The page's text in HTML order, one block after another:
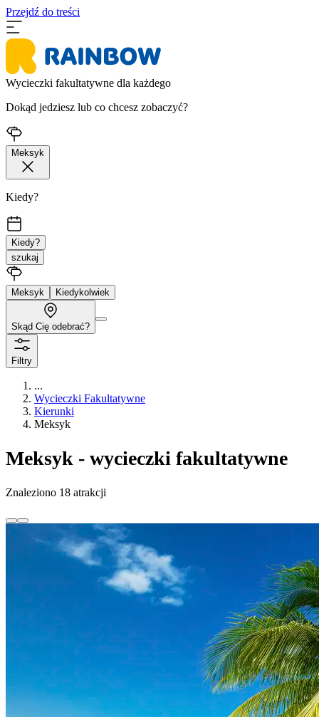
Przejdź do treści
Wycieczki fakultatywne dla każdego
Dokąd jedziesz lub co chcesz zobaczyć?
Meksyk
Kiedy?
Kiedy?
szukaj
Meksyk Kiedykolwiek
Skąd Cię odebrać?
Filtry
...
Wycieczki Fakultatywne
Kierunki
Meksyk
Meksyk - wycieczki fakultatywne
Znaleziono 18 atrakcji